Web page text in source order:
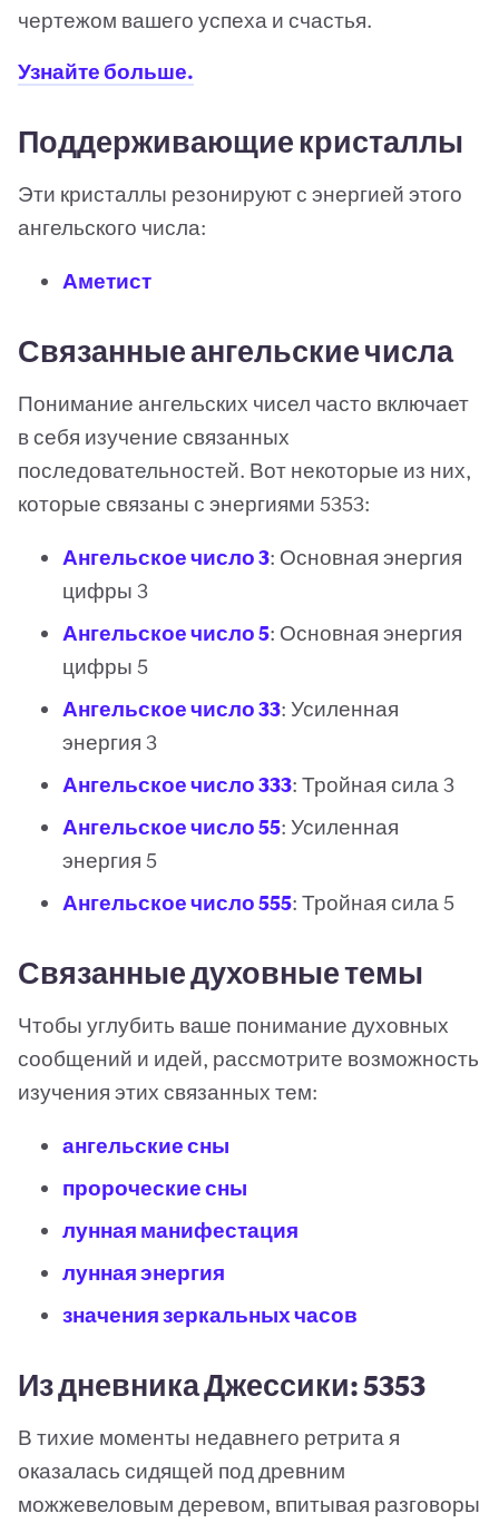
чертежом вашего успеха и счастья.
Узнайте больше.
Поддерживающие кристаллы
Эти кристаллы резонируют с энергией этого
ангельского числа:
Аметист
Связанные ангельские числа
Понимание ангельских чисел часто включает
в себя изучение связанных
последовательностей. Вот некоторые из них,
которые связаны с энергиями 5353:
Ангельское число 3: Основная энергия
цифры 3
Ангельское число 5: Основная энергия
цифры 5
Ангельское число 33: Усиленная
энергия 3
Ангельское число 333: Тройная сила 3
Ангельское число 55: Усиленная
энергия 5
Ангельское число 555: Тройная сила 5
Связанные духовные темы
Чтобы углубить ваше понимание духовных
сообщений и идей, рассмотрите возможность
изучения этих связанных тем:
ангельские сны
пророческие сны
лунная манифестация
лунная энергия
значения зеркальных часов
Из дневника Джессики: 5353
В тихие моменты недавнего ретрита я
оказалась сидящей под древним
можжевеловым деревом, впитывая разговоры